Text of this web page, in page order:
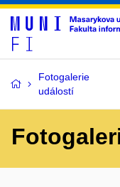
Fotogalerie
událostí